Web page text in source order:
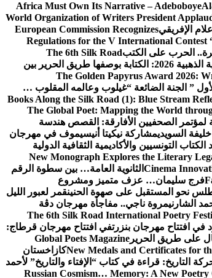
Africa Must Own Its Narrative – Adeboboye
World Organization of Writers President
European Commission Recognizes
Regulations for the V International Contest
الحرب على الكتبThe 6th Silk Road
جائزة البردية الذهبية 2026: الكتابة بوصفها طريق الحرير بين
The Golden Papyrus Award 2026:
” الجنة الضائعة “غيلوب وعالمه المقلوب …
Books Along the Silk Road (1): Blue Stream
The Global Poet: Mapping the World
لمؤتمر الصحفيين الأفارقة: القصص هندسة
السويديمشاركة نيكيتا أنيسيموف في مهرجان
الكتاب التونسيين والأكاديمية الثقافية الدولية
New Monograph Explores the Literary
Cinema الثانوية العامة… بين سطوة الرقم
فرج سليمان… عزف متميز ومشروع
نحو المستقبل على صهوة الحنينقمر لعبور الليل
الشارنيمروة ناجي.. مفاجأة مهرجان دڨة
The 6th Silk Road International Poetry
افتتاح مهرجان بنزرتفي افتتاح مهرجان قرطاج:
على طريق الحرير Global Poets Magazine
New Medals and Certificates forكازاخستان
التاريخ: قراءة في كتاب “الإفتاء والتاريخ” لأحمد
Russian Cosmism… Memory: A New